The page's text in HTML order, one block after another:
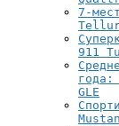
7-
911
года:
GLE